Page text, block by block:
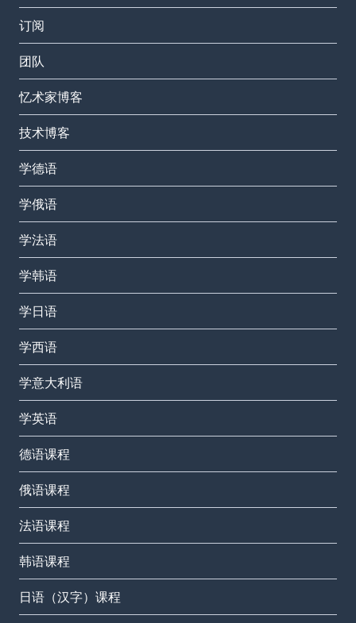
订阅
团队
忆术家博客
技术博客
学德语
学俄语
学法语
学韩语
学日语
学西语
学意大利语
学英语
德语课程
俄语课程
法语课程
韩语课程
日语（汉字）课程